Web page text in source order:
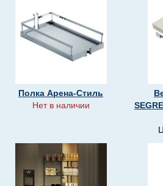
Полка Арена-Стиль
Нет в наличии